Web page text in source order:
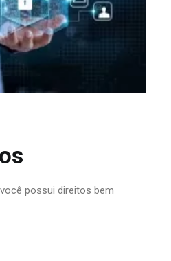
possui direitos bem